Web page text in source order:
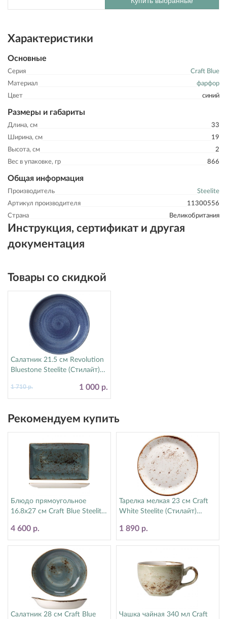
Характеристики
Основные
Серия
Craft Blue
Материал
фарфор
Цвет
синий
Размеры и габариты
Длина, см
33
Ширина, см
19
Высота, см
2
Вес в упаковке, гр
866
Общая информация
Производитель
Steelite
Артикул производителя
11300556
Страна
Великобритания
Инструкция, сертификат и другая
документация
Товары со скидкой
Салатник 21.5 см Revolution
Bluestone Steelite (Стилайт)
1 000 р.
1 710 р.
Рекомендуем купить
Блюдо прямоугольное
16.8х27 см Craft Blue Steelite
4 600 р.
Тарелка мелкая 23 см Craft
White Steelite (Стилайт)
1 890 р.
Салатник 28 см Craft Blue
Чашка чайная 340 мл Craft